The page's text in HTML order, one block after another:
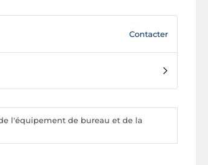
Contacter
l'équipement de bureau et de la